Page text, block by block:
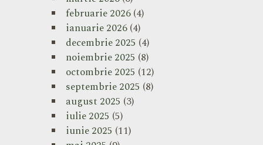
februarie 2026(4)
ianuarie 2026(4)
decembrie 2025 (4)
noiembrie 2025 (8)
octombrie 2025 (12)
septembrie 2025 (8)
august 2025 (3)
iulie 2025 (5)
iunie 2025 (11)